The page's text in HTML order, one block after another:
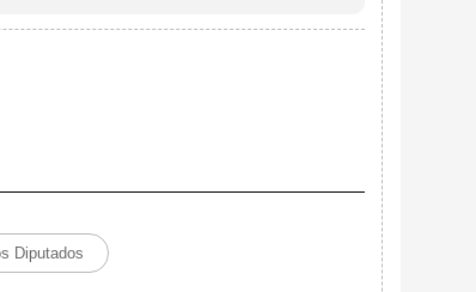
Diputados